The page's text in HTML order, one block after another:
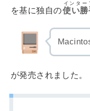
を基に独自の使い
インター
が発売されました。